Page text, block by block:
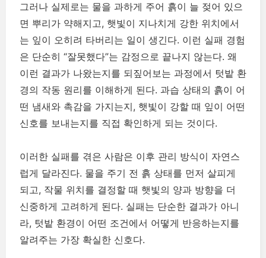
그러나 실제로는 물을 과하게 주어 흙이 늘 젖어 있으
면 뿌리가 약해지고, 햇빛이 지나치게 강한 위치에서
는 잎이 오히려 타버리는 일이 생긴다. 이런 실패 경험
은 단순히 “잘못했다”는 감정으로 끝나지 않는다. 왜
이런 결과가 나왔는지를 되짚어보는 과정에서 텃밭 환
경의 작동 원리를 이해하게 된다. 과습 상태의 흙이 어
떤 냄새와 촉감을 가지는지, 햇빛이 강할 때 잎이 어떤
신호를 보내는지를 직접 확인하게 되는 것이다.
이러한 실패를 겪은 사람은 이후 관리 방식이 자연스
럽게 달라진다. 물을 주기 전 흙 상태를 먼저 살피게
되고, 작물 위치를 결정할 때 햇빛의 양과 방향을 더
신중하게 고려하게 된다. 실패는 단순한 결과가 아니
라, 텃밭 환경이 어떤 조건에서 어떻게 반응하는지를
알려주는 가장 확실한 신호다.